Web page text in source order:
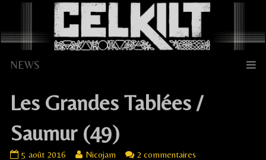
content
Les Grandes Tablées /
Saumur (49)
Les
5 août 2016
Read
Nicojam 2 commentaires